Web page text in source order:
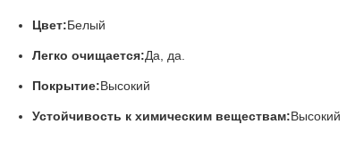
Цвет:Белый
Легко очищается:Да, да.
Покрытие:Высокий
Устойчивость к химическим веществам:Высокий